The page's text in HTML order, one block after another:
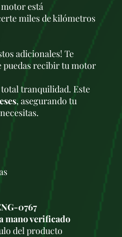
está
miles de kilómetros
adicionales! Te
puedas recibir tu motor
tranquilidad. Este
, asegurando tu
0767
mano verificado
del producto